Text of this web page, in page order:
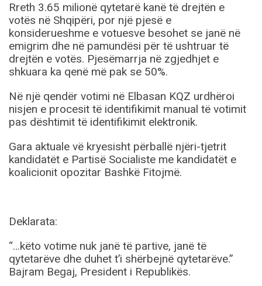
Rreth 3.65 milionë qytetarë kanë të drejtën e
votës në Shqipëri, por një pjesë e
konsiderueshme e votuesve besohet se janë në
emigrim dhe në pamundësi për të ushtruar të
drejtën e votës. Pjesëmarrja në zgjedhjet e
shkuara ka qenë më pak se 50%.
Në një qendër votimi në Elbasan KQZ urdhëroi
nisjen e procesit të identifikimit manual të votimit
pas dështimit të identifikimit elektronik.
Gara aktuale vë kryesisht përballë njëri-tjetrit
kandidatët e Partisë Socialiste me kandidatët e
koalicionit opozitar Bashkë Fitojmë.
Deklarata:
“…këto votime nuk janë të partive, janë të
qytetarëve dhe duhet t’i shërbejnë qytetarëve.”
Bajram Begaj, President i Republikës.